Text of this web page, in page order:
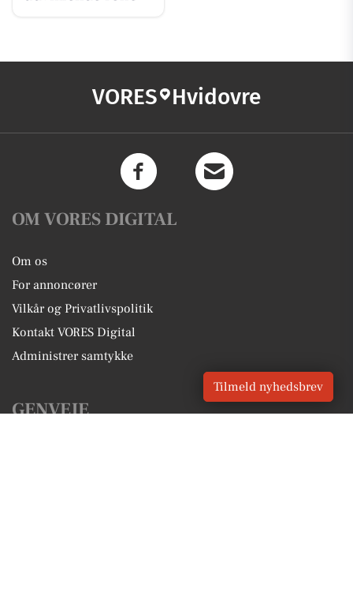
VORES Hvidovre
OM VORES DIGITAL
Om os
For annoncører
Vilkår og Privatlivspolitik
Kontakt VORES Digital
Administrer samtykke
GENVEJE
Tilmeld nyhedsbrev